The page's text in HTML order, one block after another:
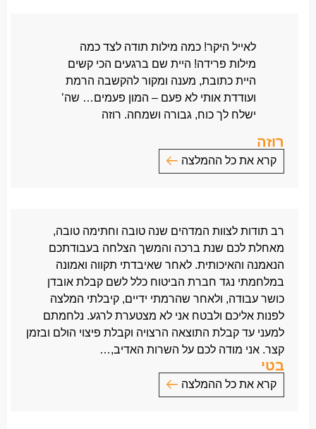
ברוב הערכה,
לאייל היקר! כמה מילות תודה לצד כמה
מילות פרידה! היית שם ברגעים הכי קשים
היית כתובת, מענה ומקור להקשבה הרמת
ועודדת אותי לא פעם – המון פעמים… שה’
ישלח לך כוח, גבורה ושמחה. רוזה
רוזה
קרא את כל ההמלצה
היית כתובת, מענה ומקור להקשבה
הרמת ועודדת אותי לא פעם – המון פעמים…
שה’ ישלח לך כוח, גבורה ושמחה.
רוזה
רב תודות לצוות המדהים שנה טובה וחתימה טובה,
מאחלת לכם שנת ברכה והמשך הצלחה בעבודתכם
הנאמנה והאיכותית. לאחר שאיבדתי תקווה ואמונה
במלחמתי נגד חברת הביטוח כלל לשם קבלת אובדן
כושר עבודה, ולאחר שהרמתי ידיים, קיבלתי המלצה
לפנות אליכם ולבטח אני לא מצטערת לרגע. נלחמתם
למעני עד קבלת התוצאה הרצויה וקבלת פיצוי הולם ובזמן
קצר. אני מודה לכם על השרות האדיב,…
בטי
קרא את כל ההמלצה